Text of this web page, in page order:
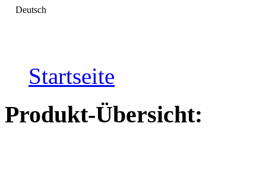
Deutsch
Startseite
Produkt-Übersicht: